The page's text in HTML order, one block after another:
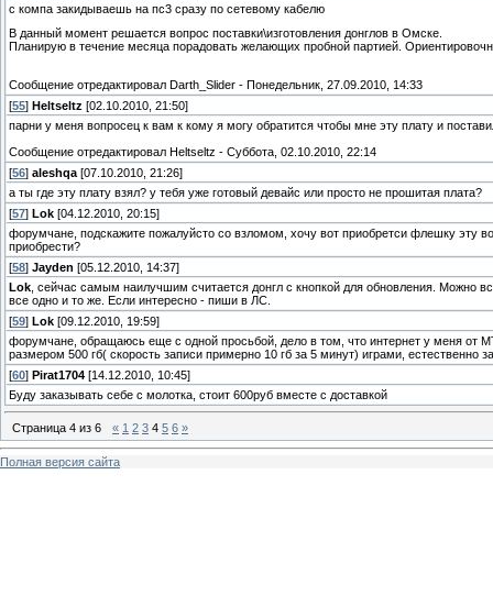
c компа закидываешь на пс3 сразу по сетевому кабелю
В данный момент решается вопрос поставки\изготовления донглов в Омске.
Планирую в течение месяца порадовать желающих пробной партией.
Сообщение отредактировал Darth_Slider - Понедельник, 27.09.2010, 14:33
[55] Heltseltz [02.10.2010, 21:50]
парни у меня вопросец к вам к кому я могу обратится чтобы мне эту плату и
Сообщение отредактировал Heltseltz - Суббота, 02.10.2010, 22:14
[56] aleshqa [07.10.2010, 21:26]
а ты где эту плату взял? у тебя уже готовый девайс или просто не прошитая плата?
[57] Lok [04.12.2010, 20:15]
форумчане, подскажите пожалуйсто со взломом, хочу вот приобретси флешку эту
приобрести?
[58] Jayden [05.12.2010, 14:37]
Lok , сейчас самым наилучшим считается донгл с кнопкой для обновления. Можно
все одно и то же. Если интересно - пиши в ЛС.
[59] Lok [09.12.2010, 19:59]
форумчане, обращаюсь еще с одной просьбой, дело в том, что интернет у меня от
размером 500 гб( скорость записи примерно 10 гб за 5 минут) играми, естественно
[60] Pirat1704 [14.12.2010, 10:45]
Буду заказывать себе с молотка, стоит 600руб вместе с доставкой
Страница 4 из 6 « 1 2 3 4 5 6 »
Полная версия сайта